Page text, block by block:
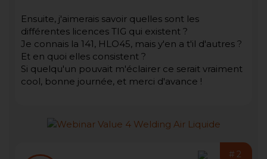
Ensuite, j'aimerais savoir quelles sont les
différentes licences TIG qui existent ?
Je connais la 141, HLO45, mais y'en a t'il d'autres ?
Et en quoi elles consistent ?
Si quelqu'un pouvait m'éclairer ce serait vraiment
cool, bonne journée, et merci d'avance !
#2